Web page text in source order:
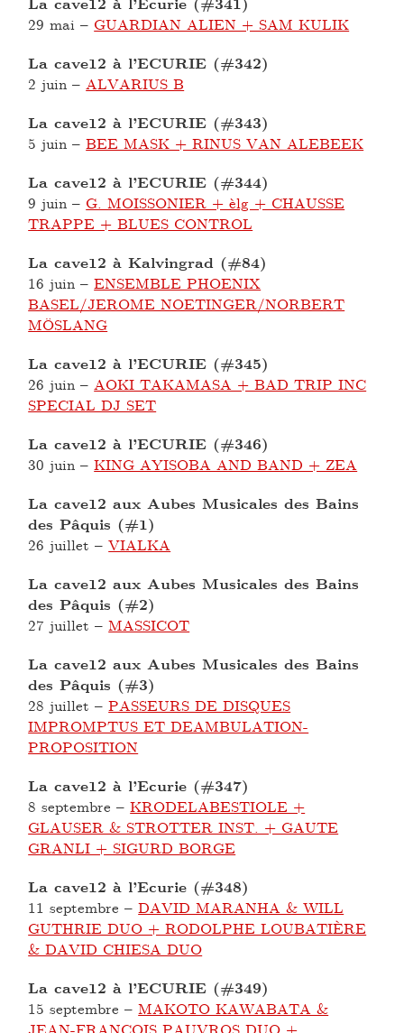
29 mai – GUARDIAN ALIEN + SAM KULIK
La cave12 à l’ECURIE (#342)
2 juin –ALVARIUS B
La cave12 à l’ECURIE (#343)
5 juin –BEE MASK + RINUS VAN ALEBEEK
La cave12 à l’ECURIE (#344)
9 juin – G. MOISSONIER + èlg + CHAUSSE
TRAPPE + BLUES CONTROL
La cave12 à Kalvingrad (#84)
16 juin –ENSEMBLE PHOENIX
BASEL/JEROME NOETINGER/NORBERT
MÖSLANG
La cave12 à l’ECURIE (#345)
26 juin –AOKI TAKAMASA + BAD TRIP INC
SPECIAL DJ SET
La cave12 à l’ECURIE (#346)
30 juin –KING AYISOBA AND BAND + ZEA
La cave12 aux Aubes Musicales des Bains
des Pâquis (#1)
26 juillet –VIALKA
La cave12 aux Aubes Musicales des Bains
des Pâquis (#2)
27 juillet –MASSICOT
La cave12 aux Aubes Musicales des Bains
des Pâquis (#3)
28 juillet –PASSEURS DE DISQUES
IMPROMPTUS ET DEAMBULATION-
PROPOSITION
La cave12 à l’Ecurie (#347)
8 septembre –KRODELABESTIOLE +
GLAUSER & STROTTER INST. + GAUTE
GRANLI + SIGURD BORGE
La cave12 à l’Ecurie (#348)
11 septembre –DAVID MARANHA & WILL
GUTHRIE DUO + RODOLPHE LOUBATIÈRE
& DAVID CHIESA DUO
La cave12 à l’ECURIE (#349)
15 septembre –MAKOTO KAWABATA &